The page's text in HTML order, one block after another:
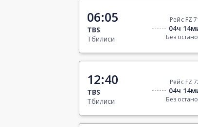
06:05
TBS
Тбилиси
Рейс FZ
04ч
Без
12:40
TBS
Тбилиси
Рейс FZ
04ч
Без